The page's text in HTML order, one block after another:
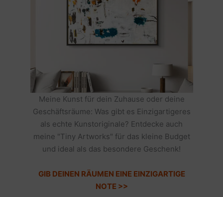
Meine Kunst für dein Zuhause oder deine
Geschäftsräume: Was gibt es Einzigartigeres
als echte Kunstoriginale? Entdecke auch
meine "Tiny Artworks" für das kleine Budget
und ideal als das besondere Geschenk!
GIB DEINEN RÄUMEN EINE EINZIGARTIGE
NOTE >>